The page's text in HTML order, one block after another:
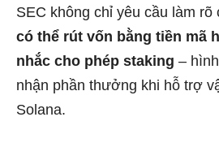
SEC không chỉ yêu cầu làm rõ
có thể rút vốn bằng tiền mã
nhắc cho phép staking –
nhận phần thưởng khi hỗ trợ
Solana.